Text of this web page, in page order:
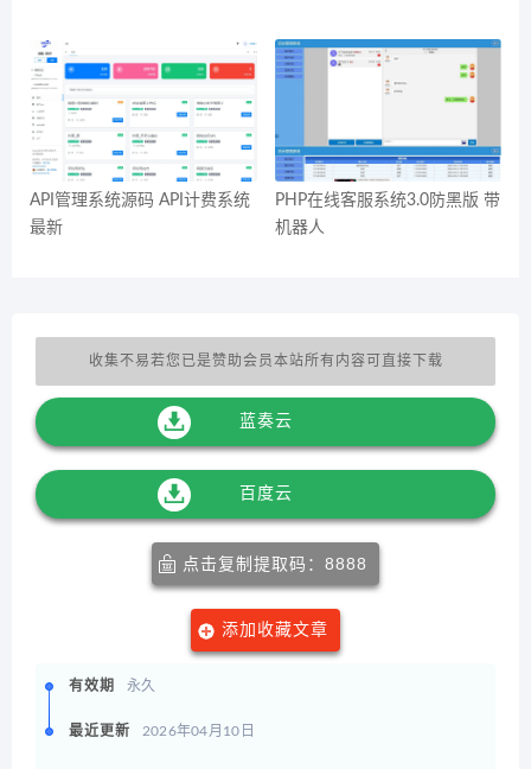
API管理系统源码 API计费系统
最新
PHP在线客服系统3.0防黑版 带
机器人
收集不易若您已是赞助会员本站所有内容可直接下载
蓝奏云
百度云
点击复制提取码：8888
添加收藏文章
有效期 永久
最近更新 2026年04月10日